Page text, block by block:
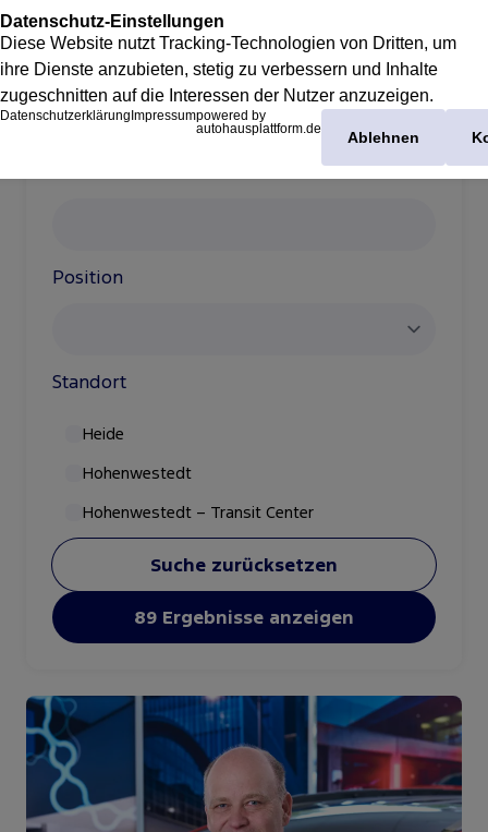
Position
Standort
Heide
Hohenwestedt
Hohenwestedt – Transit Center
Suche zurücksetzen
89 Ergebnisse anzeigen